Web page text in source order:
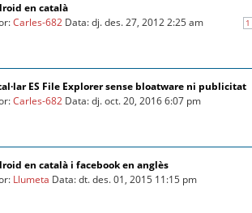
en català
1
Carles-682 Data: dj. des. 27, 2012 2:25 am
ES File Explorer sense bloatware ni publicitat
Carles-682 Data: dj. oct. 20, 2016 6:07 pm
en català i facebook en anglès
Llumeta Data: dt. des. 01, 2015 11:15 pm